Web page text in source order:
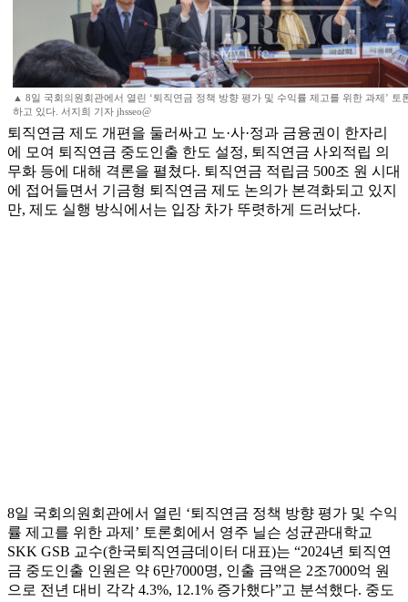
▲ 8일 국회의원회관에서 열린 ‘퇴직연금 정책 방향 평가 및 수익률 제고를 위한 과제’ 토
하고 있다. 서지희 기자 jhsseo@
퇴직연금 제도 개편을 둘러싸고 노·사·정과 금융권이 한자리
에 모여 퇴직연금 중도인출 한도 설정, 퇴직연금 사외적립 의
무화 등에 대해 격론을 펼쳤다. 퇴직연금 적립금 500조 원 시대
에 접어들면서 기금형 퇴직연금 제도 논의가 본격화되고 있지
만, 제도 실행 방식에서는 입장 차가 뚜렷하게 드러났다.
8일 국회의원회관에서 열린 ‘퇴직연금 정책 방향 평가 및 수익
률 제고를 위한 과제’ 토론회에서 영주 닐슨 성균관대학교
SKK GSB 교수(한국퇴직연금데이터 대표)는 “2024년 퇴직연
금 중도인출 인원은 약 6만7000명, 인출 금액은 2조7000억 원
으로 전년 대비 각각 4.3%, 12.1% 증가했다”고 분석했다. 중도